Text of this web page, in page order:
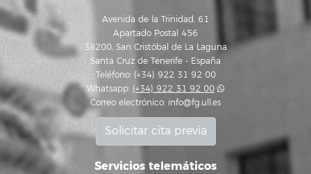
Avenida de la Trinidad, 61
Apartado Postal 456
38200, San Cristóbal de La Laguna
Santa Cruz de Tenerife - España
Teléfono: (+34) 922 31 92 00
Whatsapp: (+34) 922 31 92 00
Correo electrónico: info@fg.ull.es
Solicitar cita previa
Servicios telemáticos